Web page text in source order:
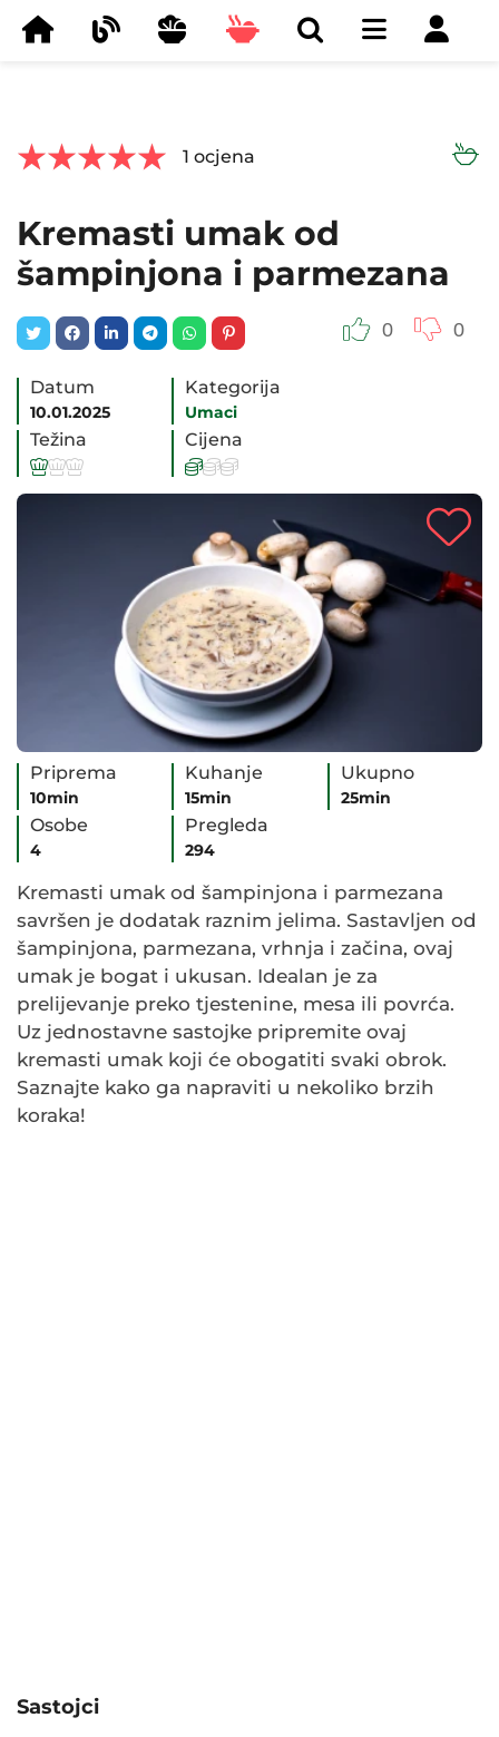


 1 ocjena
Kremasti umak od
šampinjona i parmezana
0 0
Datum
10.01.2025
Kategorija
Umaci
Težina



Cijena



Priprema
10min
Kuhanje
15min
Ukupno
25min
Osobe
4
Pregleda
294
Kremasti umak od šampinjona i parmezana
savršen je dodatak raznim jelima. Sastavljen od
šampinjona, parmezana, vrhnja i začina, ovaj
umak je bogat i ukusan. Idealan je za
prelijevanje preko tjestenine, mesa ili povrća.
Uz jednostavne sastojke pripremite ovaj
kremasti umak koji će obogatiti svaki obrok.
Saznajte kako ga napraviti u nekoliko brzih
koraka!
Sastojci